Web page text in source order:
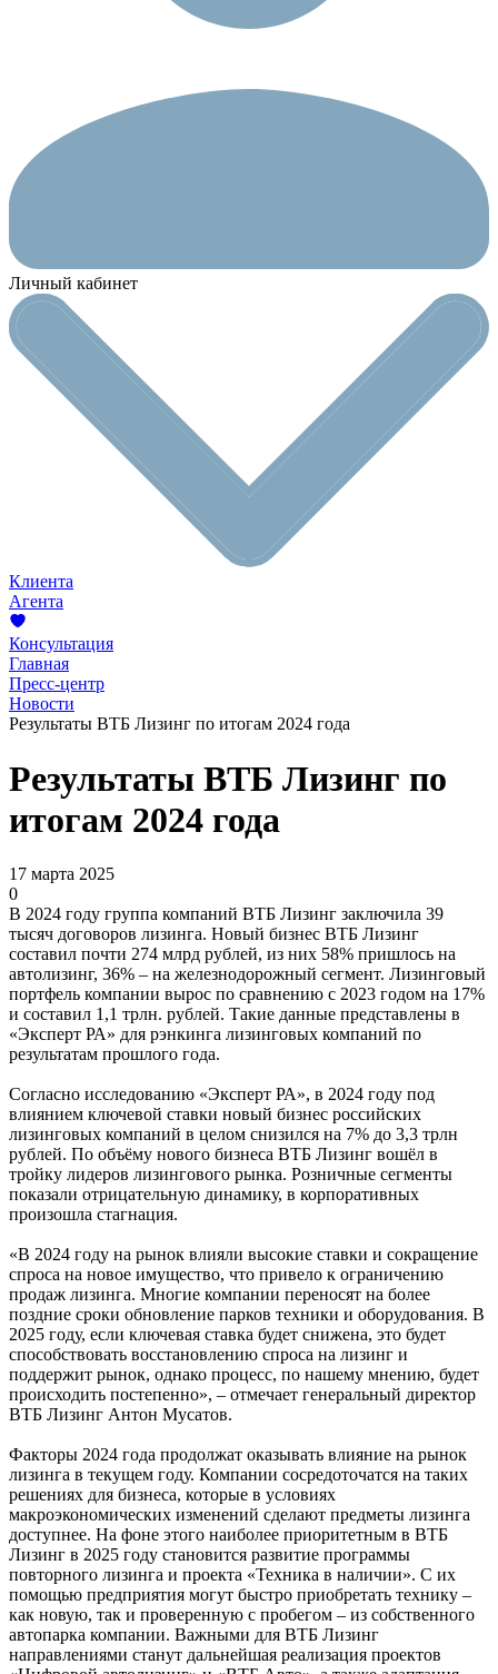
Личный кабинет
Клиента
Агента
Консультация
Главная
Пресс-центр
Новости
Результаты ВТБ Лизинг по итогам 2024 года
Результаты ВТБ Лизинг по
итогам 2024 года
17 марта 2025
0
В 2024 году группа компаний ВТБ Лизинг заключила 39
тысяч договоров лизинга. Новый бизнес ВТБ Лизинг
составил почти 274 млрд рублей, из них 58% пришлось на
автолизинг, 36% – на железнодорожный сегмент. Лизинговый
портфель компании вырос по сравнению с 2023 годом на 17%
и составил 1,1 трлн. рублей. Такие данные представлены в
«Эксперт РА» для рэнкинга лизинговых компаний по
результатам прошлого года.
Согласно исследованию «Эксперт РА», в 2024 году под
влиянием ключевой ставки новый бизнес российских
лизинговых компаний в целом снизился на 7% до 3,3 трлн
рублей. По объёму нового бизнеса ВТБ Лизинг вошёл в
тройку лидеров лизингового рынка. Розничные сегменты
показали отрицательную динамику, в корпоративных
произошла стагнация.
«В 2024 году на рынок влияли высокие ставки и сокращение
спроса на новое имущество, что привело к ограничению
продаж лизинга. Многие компании переносят на более
поздние сроки обновление парков техники и оборудования. В
2025 году, если ключевая ставка будет снижена, это будет
способствовать восстановлению спроса на лизинг и
поддержит рынок, однако процесс, по нашему мнению, будет
происходить постепенно», – отмечает генеральный директор
ВТБ Лизинг Антон Мусатов.
Факторы 2024 года продолжат оказывать влияние на рынок
лизинга в текущем году. Компании сосредоточатся на таких
решениях для бизнеса, которые в условиях
макроэкономических изменений сделают предметы лизинга
доступнее. На фоне этого наиболее приоритетным в ВТБ
Лизинг в 2025 году становится развитие программы
повторного лизинга и проекта «Техника в наличии». С их
помощью предприятия могут быстро приобретать технику –
как новую, так и проверенную с пробегом – из собственного
автопарка компании. Важными для ВТБ Лизинг
направлениями станут дальнейшая реализация проектов